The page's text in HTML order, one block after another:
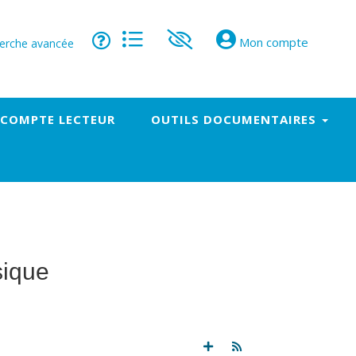
avancée Mon compte
LECTEUR OUTILS DOCUMENTAIRES